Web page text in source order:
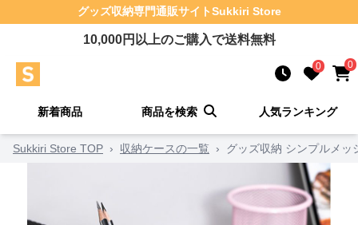
グッズ収納専門通販サイトSukkiri Store
10,000円以上のご購入で送料無料
0 0
新着商品 商品を検索 人気ランキング
Sukkiri Store TOP › 収納ケースの一覧 › グッズ収納 シンプルメッ